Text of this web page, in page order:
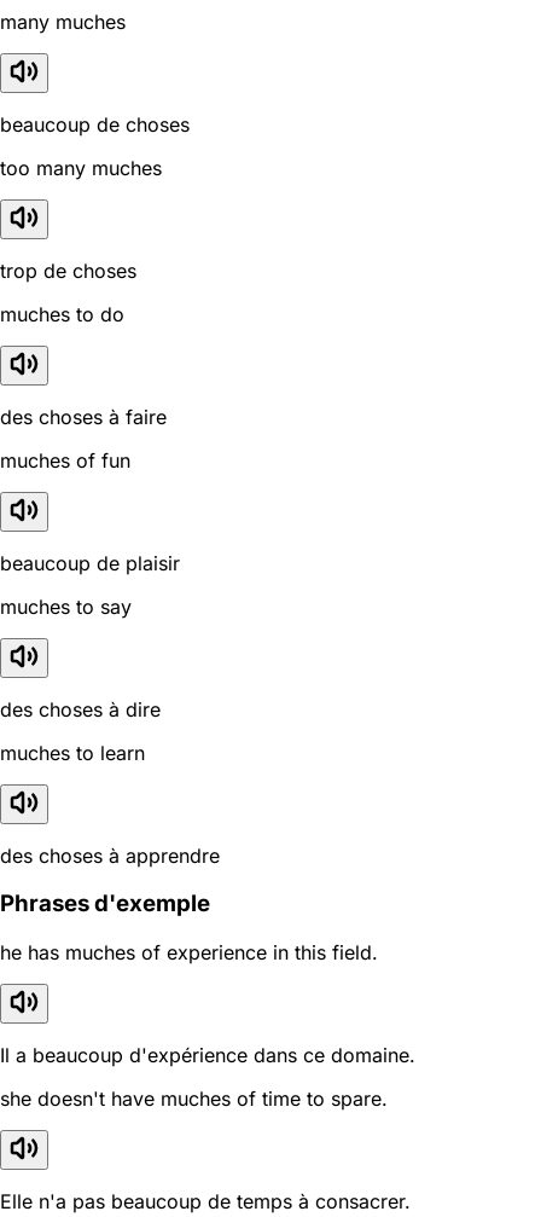
many muches
beaucoup de choses
too many muches
trop de choses
muches to do
des choses à faire
muches of fun
beaucoup de plaisir
muches to say
des choses à dire
muches to learn
des choses à apprendre
Phrases d'exemple
he has muches of experience in this field.
Il a beaucoup d'expérience dans ce domaine.
she doesn't have muches of time to spare.
Elle n'a pas beaucoup de temps à consacrer.